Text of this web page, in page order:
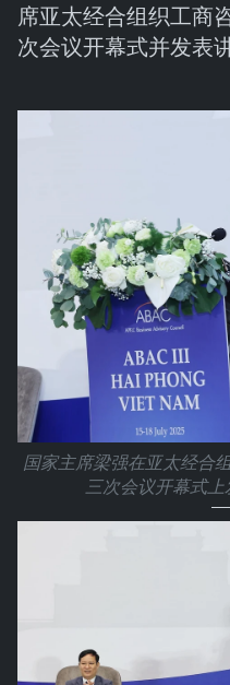
席亚太经合组织工商
次会议开幕式并发表讲
国家主席梁强在亚太经合
三次会议开幕式